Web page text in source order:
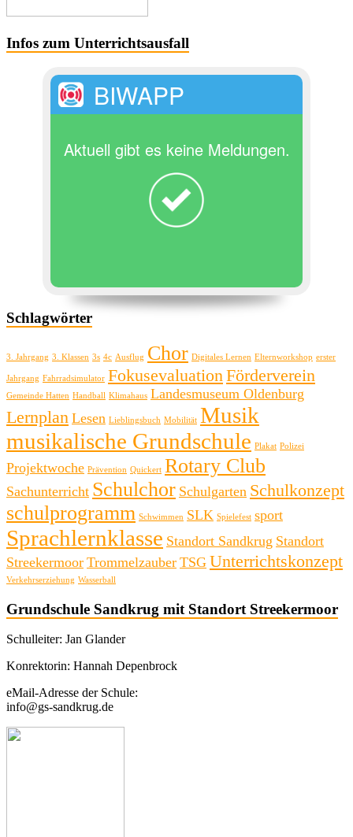
Infos zum Unterrichtsausfall
BIWAPP
Aktuell gibt es keine Meldungen.
Schlagwörter
3. Jahrgang 3. Klassen 3s 4c Ausflug Chor Digitales Lernen Elternworkshop erster
Jahrgang Fahrradsimulator Fokusevaluation Förderverein
Gemeinde Hatten Handball Klimahaus Landesmuseum Oldenburg
Lernplan Lesen Lieblingsbuch Mobilität Musik
musikalische Grundschule Plakat Polizei
Projektwoche Prävention Quickert Rotary Club
Sachunterricht Schulchor Schulgarten Schulkonzept
schulprogramm Schwimmen SLK Spielefest sport
Sprachlernklasse Standort Sandkrug Standort
Streekermoor Trommelzauber TSG Unterrichtskonzept
Verkehrserziehung Wasserball
Grundschule Sandkrug mit Standort Streekermoor
Schulleiter: Jan Glander
Konrektorin: Hannah Depenbrock
eMail-Adresse der Schule:
info@gs-sandkrug.de